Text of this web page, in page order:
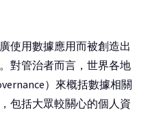
使用數據應用而被創造出
對管治者而言，世界各地
）來概括數據相關
包括大眾較關心的個人資